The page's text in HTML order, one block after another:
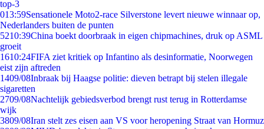
top-3
013:59Sensationele Moto2-race Silverstone levert nieuwe winnaar op,
Nederlanders buiten de punten
5210:39China boekt doorbraak in eigen chipmachines, druk op ASML
groeit
1610:24FIFA ziet kritiek op Infantino als desinformatie, Noorwegen
eist zijn aftreden
1409/08Inbraak bij Haagse politie: dieven betrapt bij stelen illegale
sigaretten
2709/08Nachtelijk gebiedsverbod brengt rust terug in Rotterdamse
wijk
3809/08Iran stelt zes eisen aan VS voor heropening Straat van Hormuz